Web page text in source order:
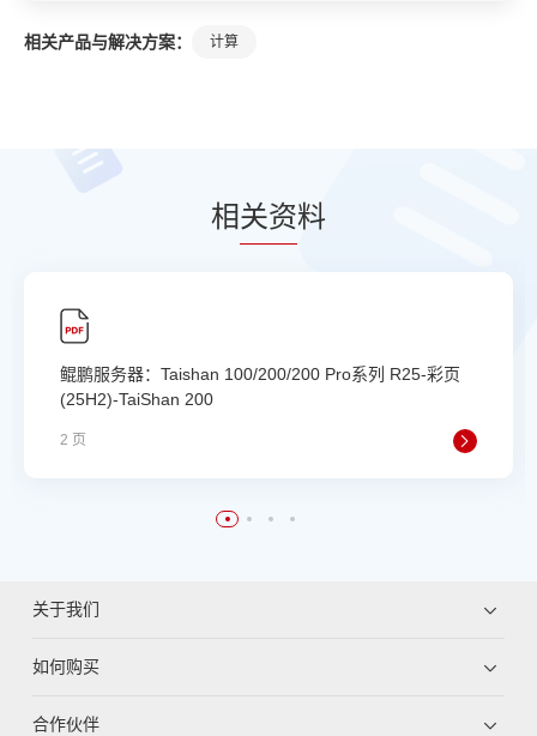
相关产品与解决方案： 计算
相关资料
鲲鹏服务器：Taishan 100/200/200 Pro系列 R25-彩页
(25H2)-TaiShan 200
2 页
关于我们
如何购买
合作伙伴